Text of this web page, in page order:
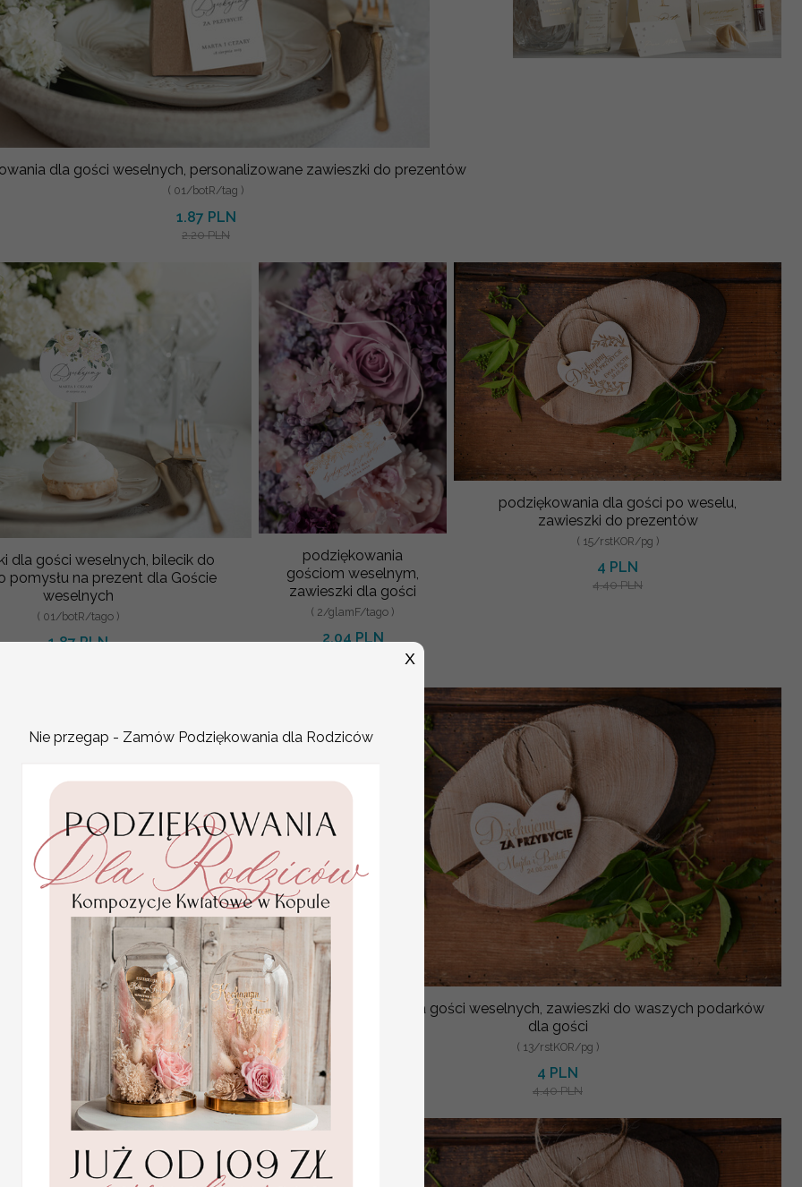
dla gości weselnych, personalizowane zawieszki do prezentów
( 01/botR/tag )
1.87 PLN
2.20 PLN
dla gości weselnych, bilecik do
pomysłu na prezent dla Goście
weselnych
( 01/botR/tago )
1.87 PLN
podziękowania
gościom weselnym,
zawieszki dla gości
( 2/glamF/tago )
2.04 PLN
podziękowania dla gości po weselu,
zawieszki do prezentów
( 15/rstKOR/pg )
4 PLN
4.40 PLN
podziękowania dla gości weselnych,
do własnego pomysłu prezentów
( 14/rstKOR/pg )
4 PLN
4.40 PLN
prezent dla gości weselnych, zawieszki do waszych podarków
dla gości
( 13/rstKOR/pg )
4 PLN
4.40 PLN
Nie przegap - Zamów Podziękowania dla Rodziców
X